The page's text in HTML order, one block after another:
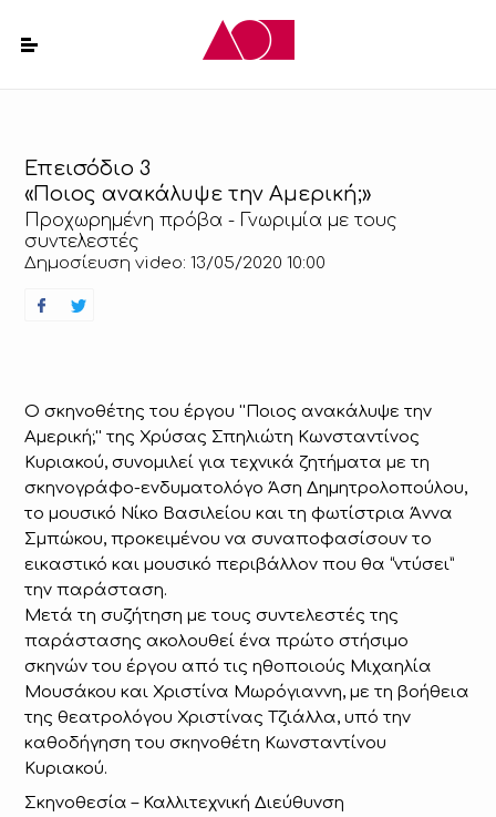
Επεισόδιο 3
«Ποιος ανακάλυψε την Αμερική;»
Προχωρημένη πρόβα - Γνωριμία με τους
συντελεστές
Δημοσίευση video: 13/05/2020 10:00
Ο σκηνοθέτης του έργου ''Ποιος ανακάλυψε την
Αμερική;'' της Χρύσας Σπηλιώτη Κωνσταντίνος
Κυριακού, συνομιλεί για τεχνικά ζητήματα με τη
σκηνογράφο-ενδυματολόγο Άση Δημητρολοπούλου,
το μουσικό Νίκο Βασιλείου και τη φωτίστρια Άννα
Σμπώκου, προκειμένου να συναποφασίσουν το
εικαστικό και μουσικό περιβάλλον που θα “ντύσει”
την παράσταση.
Μετά τη συζήτηση με τους συντελεστές της
παράστασης ακολουθεί ένα πρώτο στήσιμο
σκηνών του έργου από τις ηθοποιούς Μιχαηλία
Μουσάκου και Χριστίνα Μωρόγιαννη, με τη βοήθεια
της θεατρολόγου Χριστίνας Τζιάλλα, υπό την
καθοδήγηση του σκηνοθέτη Κωνσταντίνου
Κυριακού.
Σκηνοθεσία – Καλλιτεχνική Διεύθυνση